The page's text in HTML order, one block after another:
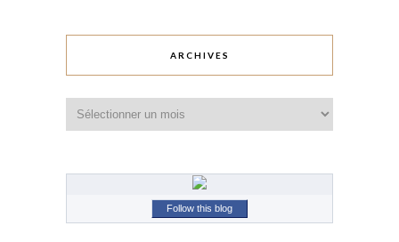
ARCHIVES
Follow this blog